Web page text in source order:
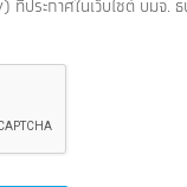
ที่ประกาศในเว็บไซต์ บมจ.